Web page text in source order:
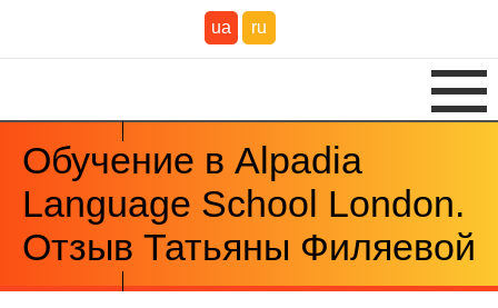
ua ru
Обучение в Alpadia
Language School​​​​​​​ London.
Отзыв Татьяны Филяевой